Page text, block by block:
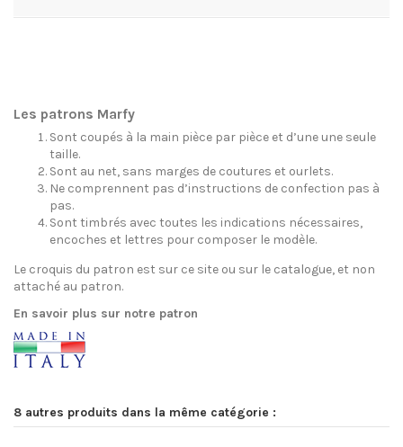
Les patrons Marfy
Sont coupés à la main pièce par pièce et d’une une seule
taille.
Sont au net, sans marges de coutures et ourlets.
Ne comprennent pas d’instructions de confection pas à
pas.
Sont timbrés avec toutes les indications nécessaires,
encoches et lettres pour composer le modèle.
Le croquis du patron est sur ce site ou sur le catalogue, et non
attaché au patron.
En savoir plus sur notre patron
8 autres produits dans la même catégorie :